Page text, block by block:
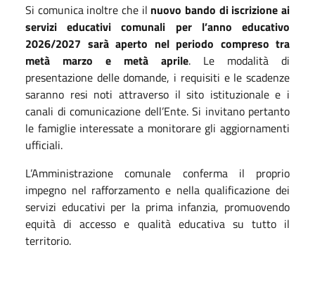
Si comunica inoltre che il nuovo bando di iscrizione ai
servizi educativi comunali per l’anno educativo
2026/2027 sarà aperto nel periodo compreso tra
metà marzo e metà aprile. Le modalità di
presentazione delle domande, i requisiti e le scadenze
saranno resi noti attraverso il sito istituzionale e i
canali di comunicazione dell’Ente. Si invitano pertanto
le famiglie interessate a monitorare gli aggiornamenti
ufficiali.
L’Amministrazione comunale conferma il proprio
impegno nel rafforzamento e nella qualificazione dei
servizi educativi per la prima infanzia, promuovendo
equità di accesso e qualità educativa su tutto il
territorio.